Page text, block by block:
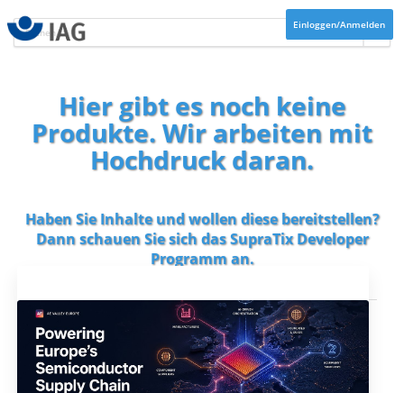
Einloggen/Anmelden
Hier gibt es noch keine
Produkte. Wir arbeiten mit
Hochdruck daran.
Haben Sie Inhalte und wollen diese bereitstellen?
Dann schauen Sie sich dasSupraTix Developer
Programman.